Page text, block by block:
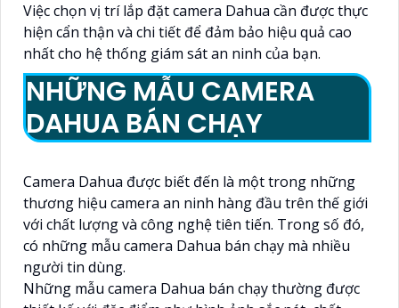
Việc chọn vị trí lắp đặt camera Dahua cần được thực
hiện cẩn thận và chi tiết để đảm bảo hiệu quả cao
nhất cho hệ thống giám sát an ninh của bạn.
NHỮNG MẪU CAMERA
DAHUA BÁN CHẠY
Camera Dahua được biết đến là một trong những
thương hiệu camera an ninh hàng đầu trên thế giới
với chất lượng và công nghệ tiên tiến. Trong số đó,
có những mẫu camera Dahua bán chạy mà nhiều
người tin dùng.
Những mẫu camera Dahua bán chạy thường được